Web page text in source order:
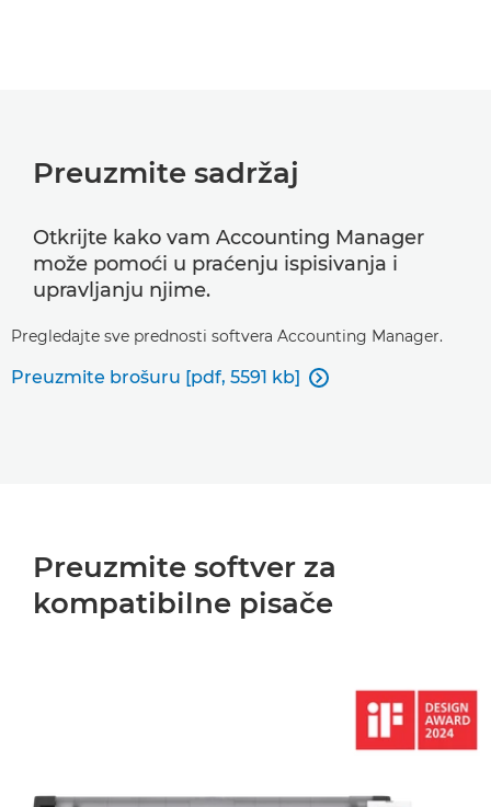
Preuzmite sadržaj
Otkrijte kako vam Accounting Manager
može pomoći u praćenju ispisivanja i
upravljanju njime.
Pregledajte sve prednosti softvera Accounting Manager.
Preuzmite brošuru [pdf, 5591 kb] 
Preuzmite softver za
kompatibilne pisače